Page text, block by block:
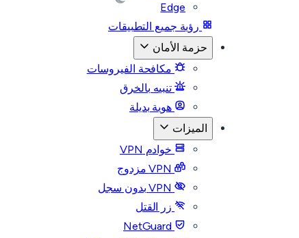
Edge
رؤية جميع التطبيقات
حزمة الأمان
مكافحة الفيروسات
تنبيه بالخرق
هوية بديلة
الميزات
خوادم VPN
زر القتل